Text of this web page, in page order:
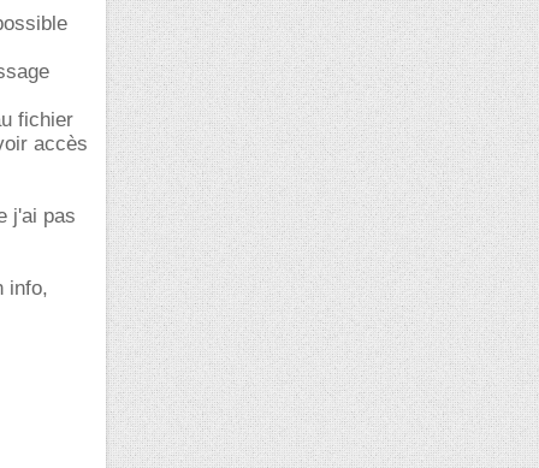
fichier
accès
j'ai pas
info,